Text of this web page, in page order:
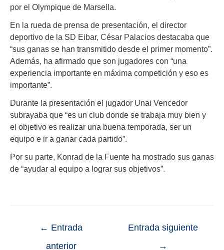
por el Olympique de Marsella.
En la rueda de prensa de presentación, el director
deportivo de la SD Eibar, César Palacios destacaba que
“sus ganas se han transmitido desde el primer momento”.
Además, ha afirmado que son jugadores con “una
experiencia importante en máxima competición y eso es
importante”.
Durante la presentación el jugador Unai Vencedor
subrayaba que “es un club donde se trabaja muy bien y
el objetivo es realizar una buena temporada, ser un
equipo e ir a ganar cada partido”.
Por su parte, Konrad de la Fuente ha mostrado sus ganas
de “ayudar al equipo a lograr sus objetivos”.
← Entrada
anterior
Entrada siguiente
→